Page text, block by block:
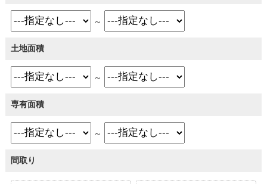
～
土地面積
～
専有面積
～
間取り